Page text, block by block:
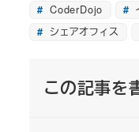
CoderDojo
シェアオフィス
この記事を